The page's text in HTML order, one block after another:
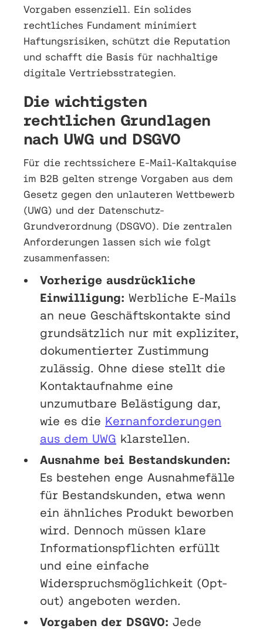
Vorgaben essenziell. Ein solides
rechtliches Fundament minimiert
Haftungsrisiken, schützt die Reputation
und schafft die Basis für nachhaltige
digitale Vertriebsstrategien.
Die wichtigsten
rechtlichen Grundlagen
nach UWG und DSGVO
Für die rechtssichere E-Mail-Kaltakquise
im B2B gelten strenge Vorgaben aus dem
Gesetz gegen den unlauteren Wettbewerb
(UWG) und der Datenschutz-
Grundverordnung (DSGVO). Die zentralen
Anforderungen lassen sich wie folgt
zusammenfassen:
Vorherige ausdrückliche
Einwilligung: Werbliche E-Mails
an neue Geschäftskontakte sind
grundsätzlich nur mit expliziter,
dokumentierter Zustimmung
zulässig. Ohne diese stellt die
Kontaktaufnahme eine
unzumutbare Belästigung dar,
wie es die Kernanforderungen
aus dem UWG klarstellen.
Ausnahme bei Bestandskunden:
Es bestehen enge Ausnahmefälle
für Bestandskunden, etwa wenn
ein ähnliches Produkt beworben
wird. Dennoch müssen klare
Informationspflichten erfüllt
und eine einfache
Widerspruchsmöglichkeit (Opt-
out) angeboten werden.
Vorgaben der DSGVO: Jede